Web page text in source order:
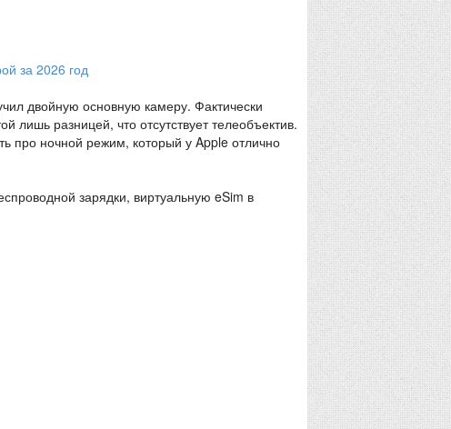
двойную основную камеру. Фактически
разницей, что отсутствует телеобъектив.
про ночной режим, который у Apple отлично
зарядки, виртуальную eSim в